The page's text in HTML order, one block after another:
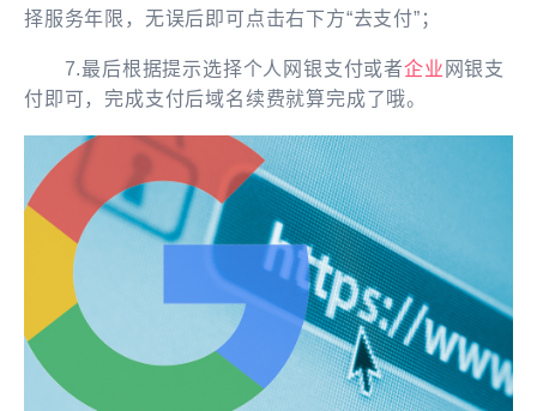
择服务年限，无误后即可点击右下方“去支付”；
7.最后根据提示选择个人网银支付或者企业 网银支
付即可，完成支付后域名续费就算完成了哦。